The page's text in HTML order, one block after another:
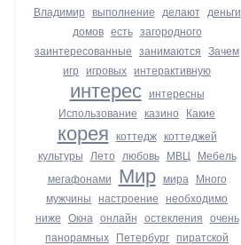
Владимир выполнение делают деньги
домов есть загородного
заинтересованные занимаются Зачем
игр игровых интерактивную
интерес интересны
Использование казино Какие
корея коттедж коттеджей
культуры Лето любовь МВЦ Мебель
мегафонами Мир мира Много
мужчины настроение необходимо
ниже Окна онлайн остекления очень
панорамных Петербург пиратской